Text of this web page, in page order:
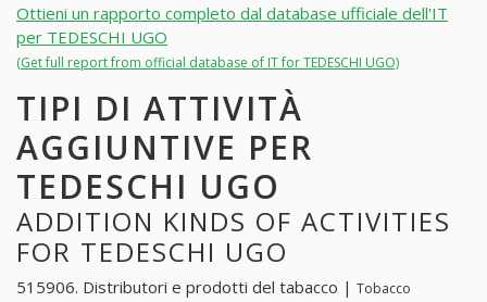
Ottieni un rapporto completo dal database ufficiale dell'IT
per TEDESCHI UGO
(Get full report from official database of IT for TEDESCHI UGO)
TIPI DI ATTIVITÀ
AGGIUNTIVE PER
TEDESCHI UGO
ADDITION KINDS OF ACTIVITIES
FOR TEDESCHI UGO
515906. Distributori e prodotti del tabacco | Tobacco